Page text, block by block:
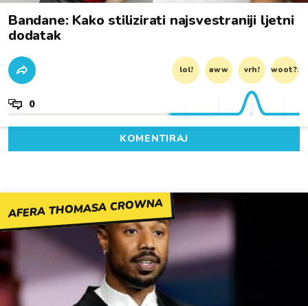
Bandane: Kako stilizirati najsvestraniji ljetni
dodatak
lol! aww vrh! woot?!
0
KOMENTIRAJ
AFERA THOMASA CROWNA